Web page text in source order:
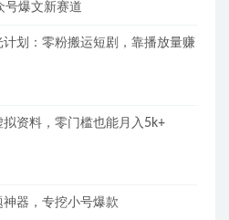
号爆文新赛道
计划：零粉搬运短剧，靠播放量赚
拟资料，零门槛也能月入5k+
神器，专挖小号爆款